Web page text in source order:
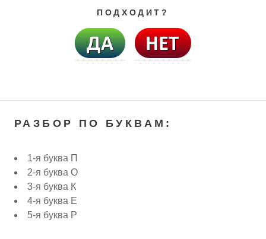
ПОДХОДИТ?
РАЗБОР ПО БУКВАМ:
1-я буква П
2-я буква О
3-я буква К
4-я буква Е
5-я буква Р